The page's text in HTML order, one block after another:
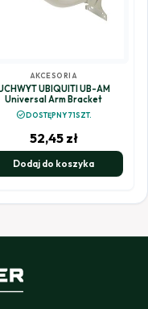
AKCESORIA
UBIQUITI UB-AM
Universal Arm Bracket
check_circleDOSTĘPNY 71SZT.
52,45 zł
Dodaj do koszyka